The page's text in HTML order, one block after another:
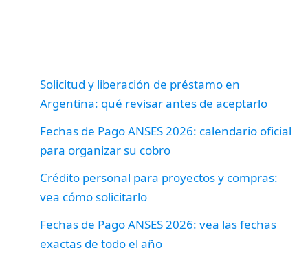
Solicitud y liberación de préstamo en
Argentina: qué revisar antes de aceptarlo
Fechas de Pago ANSES 2026: calendario oficial
para organizar su cobro
Crédito personal para proyectos y compras:
vea cómo solicitarlo
Fechas de Pago ANSES 2026: vea las fechas
exactas de todo el año